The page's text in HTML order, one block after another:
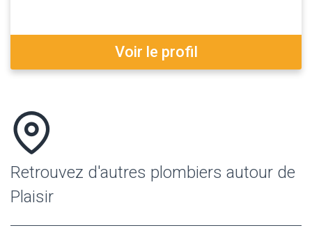
Voir le profil
Retrouvez d'autres plombiers autour de
Plaisir